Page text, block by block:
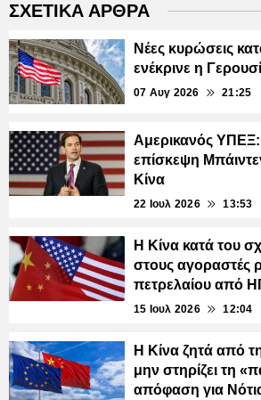
ΣΧΕΤΙΚΑ ΑΡΘΡΑ
Νέες κυρώσεις
ενέκρινε η
07 Αυγ 2026 21:25
Αμερικανός
επίσκεψη
Κίνα
22 Ιουλ 2026 13:53
Η Κίνα κατά του
στους αγοραστές
πετρελαίου από
15 Ιουλ 2026 12:04
Η Κίνα ζητά από
μην στηρίζει τη
απόφαση για